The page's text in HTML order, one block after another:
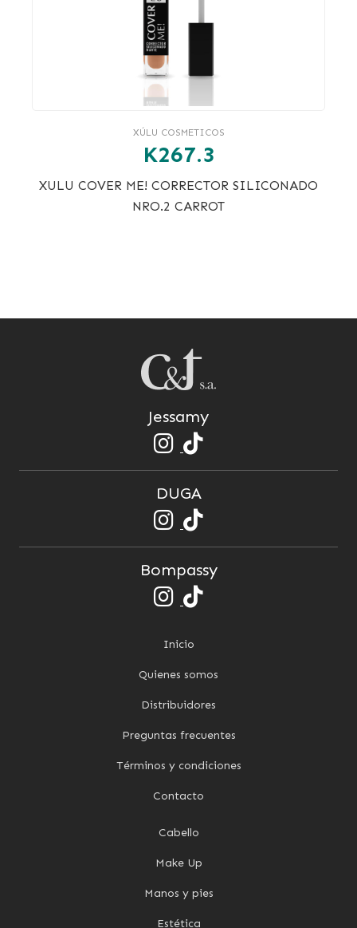
XÚLU COSMETICOS
K267.3
XULU COVER ME! CORRECTOR SILICONADO
NRO.2 CARROT
Jessamy
DUGA
Bompassy
Inicio
Quienes somos
Distribuidores
Preguntas frecuentes
Términos y condiciones
Contacto
Cabello
Make Up
Manos y pies
Estética